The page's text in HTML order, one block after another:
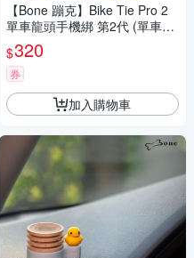
【Bone 蹦克】Bike Tie Pro 2
單車龍頭手機綁 第2代 (單車周
邊 手機周邊 自行車手機支架 手
機架)
$320
券
加入購物車